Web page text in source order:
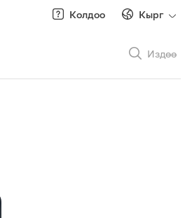
Колдоо Кырг
Издөө